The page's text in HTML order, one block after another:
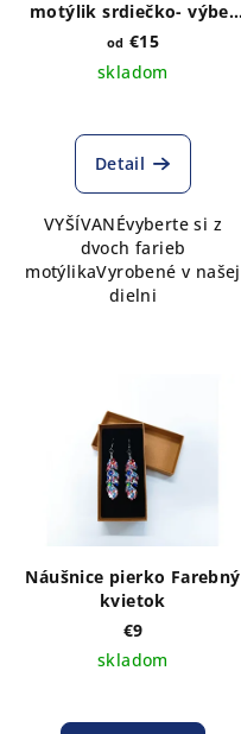
motýlik srdiečko- výber
farby látky
od €15
skladom
Detail
VYŠÍVANÉvyberte si z
dvoch farieb
motýlikaVyrobené v našej
dielni
Náušnice pierko Farebný
kvietok
€9
skladom